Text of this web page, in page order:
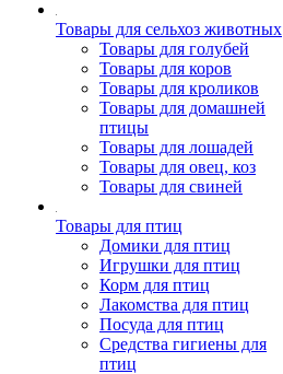
Товары для сельхоз животных
Товары для голубей
Товары для коров
Товары для кроликов
Товары для домашней
птицы
Товары для лошадей
Товары для овец, коз
Товары для свиней
Товары для птиц
Домики для птиц
Игрушки для птиц
Корм для птиц
Лакомства для птиц
Посуда для птиц
Средства гигиены для
птиц